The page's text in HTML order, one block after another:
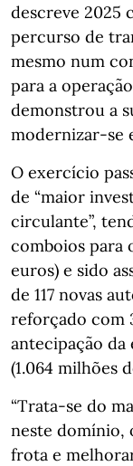
descreve 2025
percurso de
mesmo num
para a
demonstrou a
modernizar-se
O exercício
de “maior
circulante”,
comboios para
euros) e sido
de 117 novas
reforçado com
antecipação
(1.064 milhões
“Trata-se do
neste domínio,
frota e